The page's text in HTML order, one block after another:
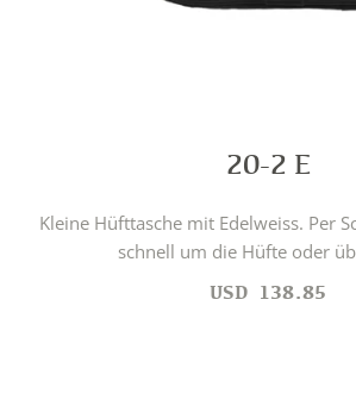
20-2 E
Kleine Hüfttasche mit Edelweiss. Per
schnell um die Hüfte oder
USD 138.85